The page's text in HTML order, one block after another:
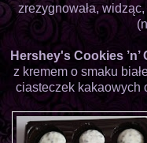
zrezygnowała,
Hershey's Cookies
z kremem o smaku
ciasteczek kakaowych